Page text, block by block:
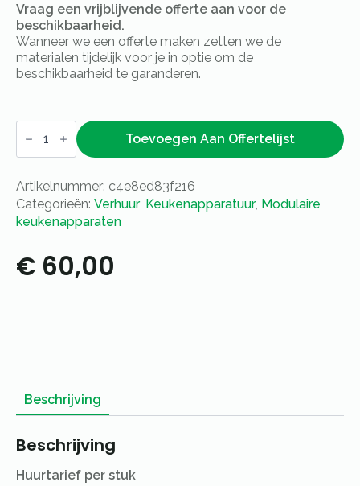
Vraag een vrijblijvende offerte aan voor de
beschikbaarheid.
Wanneer we een offerte maken zetten we de
materialen tijdelijk voor je in optie om de
beschikbaarheid te garanderen.
Fornuis
4-
-
gas
aantal
Toevoegen Aan Offertelijst
Artikelnummer: c4e8ed83f216
Categorieën: Verhuur, Keukenapparatuur, Modulaire
keukenapparaten
€ 60,00
Beschrijving
Beschrijving
Huurtarief per stuk